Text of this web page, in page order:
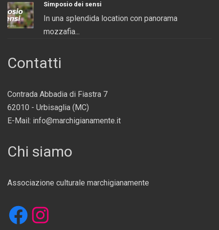
Simposio dei sensi
In una splendida location con panorama
mozzafia...
Contatti
Contrada Abbadia di Fiastra 7
62010 - Urbisaglia (MC)
E-Mail: info@marchigianamente.it
Chi siamo
Associazione culturale marchigianamente
Facebook
Instagram